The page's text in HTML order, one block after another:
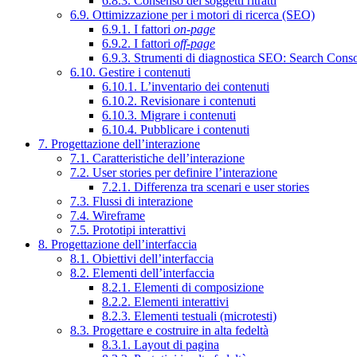
6.9. Ottimizzazione per i motori di ricerca (SEO)
6.9.1. I fattori on-page
6.9.2. I fattori off-page
6.9.3. Strumenti di diagnostica SEO: Search
6.10. Gestire i contenuti
6.10.1. L’inventario dei contenuti
6.10.2. Revisionare i contenuti
6.10.3. Migrare i contenuti
6.10.4. Pubblicare i contenuti
7. Progettazione dell’interazione
7.1. Caratteristiche dell’interazione
7.2. User stories per definire l’interazione
7.2.1. Differenza tra scenari e user stories
7.3. Flussi di interazione
7.4. Wireframe
7.5. Prototipi interattivi
8. Progettazione dell’interfaccia
8.1. Obiettivi dell’interfaccia
8.2. Elementi dell’interfaccia
8.2.1. Elementi di composizione
8.2.2. Elementi interattivi
8.2.3. Elementi testuali (microtesti)
8.3. Progettare e costruire in alta fedeltà
8.3.1. Layout di pagina